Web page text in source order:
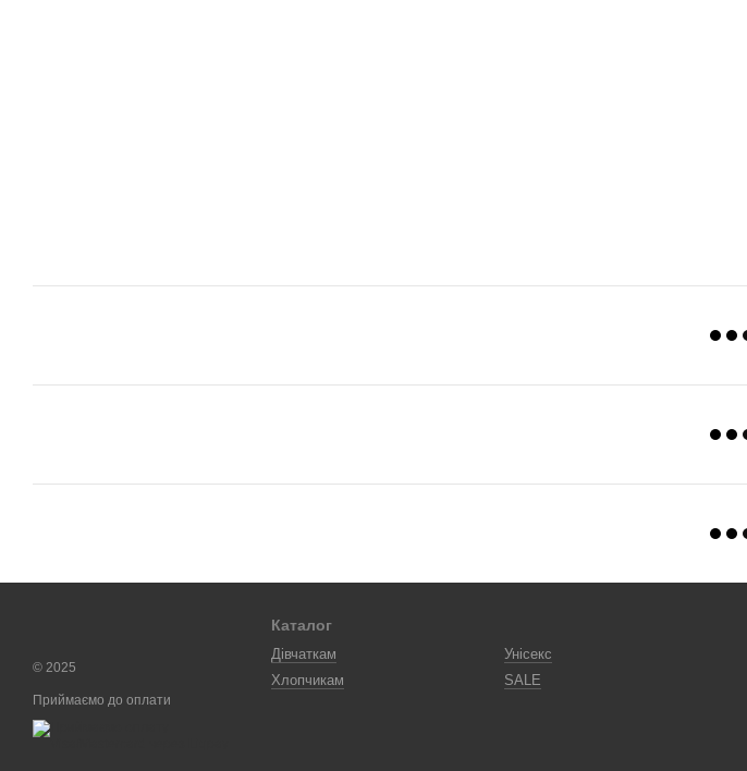
© 2025
Приймаємо до оплати
Каталог
Дівчаткам
Хлопчикам
Унісекс
SALE